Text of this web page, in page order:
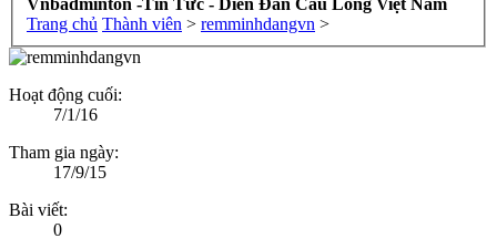
Vnbadminton -Tin Tức - Diễn Đàn Cầu Lông Việt Nam
Trang chủ Thành viên > remminhdangvn >
Hoạt động cuối:
7/1/16
Tham gia ngày:
17/9/15
Bài viết:
0